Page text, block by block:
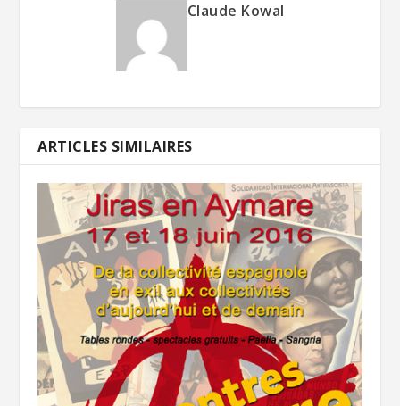
Claude Kowal
ARTICLES SIMILAIRES